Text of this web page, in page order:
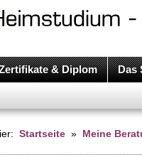
& Diplom Das
Startseite » Meine